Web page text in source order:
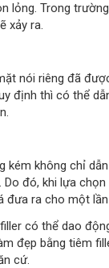
lỏng. Trong
xảy ra.
nói riêng đã
định thì có thể
không chỉ
đó, khi lựa
đưa ra cho một
có thể dao
đẹp bằng tiêm
cứ.